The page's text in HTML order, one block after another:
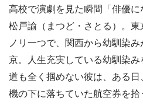
高校で演劇を見た瞬間「俳優
松戸諭（まつど・さとる）。東
ノリ一つで、関西から幼馴染
京。人生充実している幼馴染
道も全く掴めない彼は、ある
機の下に落ちていた航空券を